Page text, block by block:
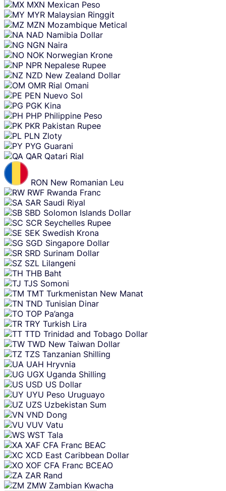
MXN Mexican Peso
MYR Malaysian Ringgit
MZN Mozambique Metical
NAD Namibia Dollar
NGN Naira
NOK Norwegian Krone
NPR Nepalese Rupee
NZD New Zealand Dollar
OMR Rial Omani
PEN Nuevo Sol
PGK Kina
PHP Philippine Peso
PKR Pakistan Rupee
PLN Zloty
PYG Guarani
QAR Qatari Rial
RON New Romanian Leu
RWF Rwanda Franc
SAR Saudi Riyal
SBD Solomon Islands Dollar
SCR Seychelles Rupee
SEK Swedish Krona
SGD Singapore Dollar
SRD Surinam Dollar
SZL Lilangeni
THB Baht
TJS Somoni
TMT Turkmenistan New Manat
TND Tunisian Dinar
TOP Pa’anga
TRY Turkish Lira
TTD Trinidad and Tobago Dollar
TWD New Taiwan Dollar
TZS Tanzanian Shilling
UAH Hryvnia
UGX Uganda Shilling
USD US Dollar
UYU Peso Uruguayo
UZS Uzbekistan Sum
VND Dong
VUV Vatu
WST Tala
XAF CFA Franc BEAC
XCD East Caribbean Dollar
XOF CFA Franc BCEAO
ZAR Rand
ZMW Zambian Kwacha